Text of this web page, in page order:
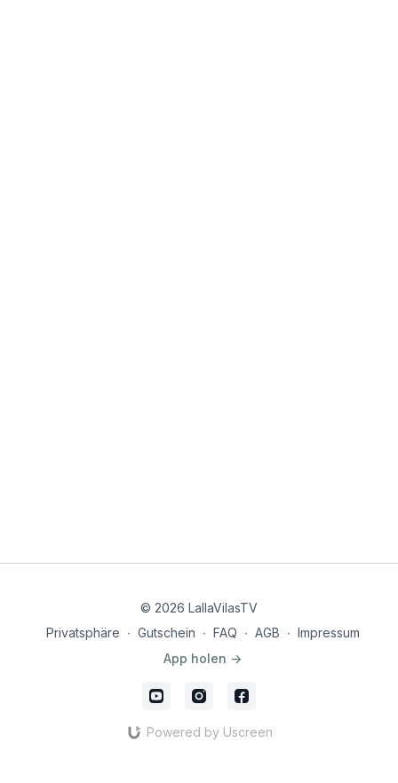
© 2026 LallaVilasTV
Privatsphäre ∙ Gutschein ∙ FAQ ∙ AGB ∙ Impressum
App holen ->
Powered by Uscreen